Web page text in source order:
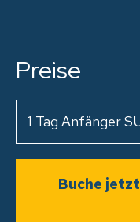
Preise
1 Tag Anfänger
Buche